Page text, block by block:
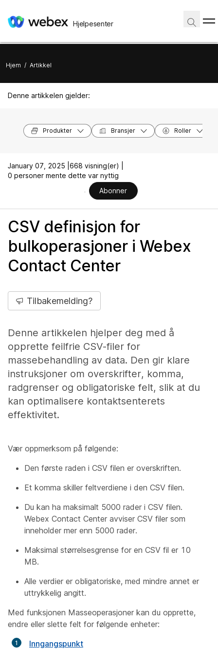
Hjelpesenter
Hjem / Artikkel
Denne artikkelen gjelder:
Produkter Bransjer Roller
January 07, 2025 | 668 visning(er) |
0 personer mente dette var nyttig
Abonner
CSV definisjon for
bulkoperasjoner i Webex
Contact Center
Tilbakemelding?
Denne artikkelen hjelper deg med å
opprette feilfrie CSV-filer for
massebehandling av data. Den gir klare
instruksjoner om overskrifter, komma,
radgrenser og obligatoriske felt, slik at du
kan optimalisere kontaktsenterets
effektivitet.
Vær oppmerksom på følgende:
Den første raden i CSV filen er overskriften.
Et komma skiller feltverdiene i den CSV filen.
Du kan ha maksimalt 5000 rader i CSV filen.
Webex Contact Center avviser CSV filer som
inneholder mer enn 5000 rader.
Maksimal størrelsesgrense for en CSV fil er 10
MB.
Alle verdier er obligatoriske, med mindre annet er
uttrykkelig angitt.
Med funksjonen Masseoperasjoner kan du opprette,
endre eller slette felt for følgende enheter:
Inngangspunkt